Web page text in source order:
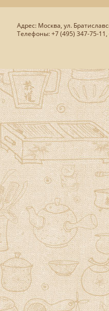
Адрес: Москва, ул.
Телефоны: +7 (495) 347-75-